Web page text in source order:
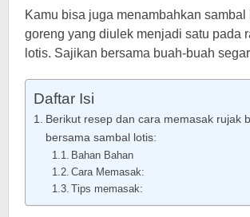
Kamu bisa juga menambahkan sambal
goreng yang diulek menjadi satu pada
lotis. Sajikan bersama buah-buah
Daftar Isi
Berikut resep dan cara memasak rujak
bersama sambal lotis:
Bahan Bahan
Cara Memasak:
Tips memasak: